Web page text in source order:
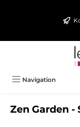
Navigation
Zen Garden